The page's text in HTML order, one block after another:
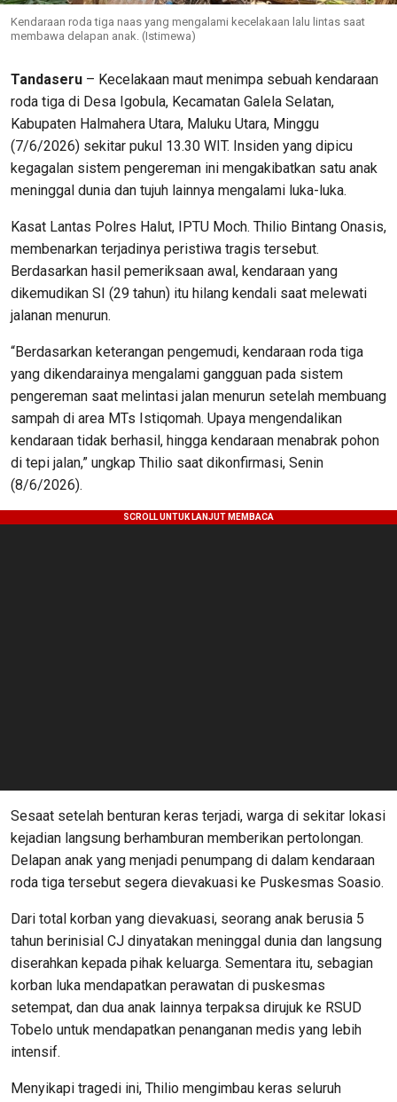
Kendaraan roda tiga naas yang mengalami kecelakaan lalu lintas saat
membawa delapan anak. (Istimewa)
Tandaseru – Kecelakaan maut menimpa sebuah kendaraan
roda tiga di Desa Igobula, Kecamatan Galela Selatan,
Kabupaten Halmahera Utara, Maluku Utara, Minggu
(7/6/2026) sekitar pukul 13.30 WIT. Insiden yang dipicu
kegagalan sistem pengereman ini mengakibatkan satu anak
meninggal dunia dan tujuh lainnya mengalami luka-luka.
Kasat Lantas Polres Halut, IPTU Moch. Thilio Bintang Onasis,
membenarkan terjadinya peristiwa tragis tersebut.
Berdasarkan hasil pemeriksaan awal, kendaraan yang
dikemudikan SI (29 tahun) itu hilang kendali saat melewati
jalanan menurun.
“Berdasarkan keterangan pengemudi, kendaraan roda tiga
yang dikendarainya mengalami gangguan pada sistem
pengereman saat melintasi jalan menurun setelah membuang
sampah di area MTs Istiqomah. Upaya mengendalikan
kendaraan tidak berhasil, hingga kendaraan menabrak pohon
di tepi jalan,” ungkap Thilio saat dikonfirmasi, Senin
(8/6/2026).
Sesaat setelah benturan keras terjadi, warga di sekitar lokasi
kejadian langsung berhamburan memberikan pertolongan.
Delapan anak yang menjadi penumpang di dalam kendaraan
roda tiga tersebut segera dievakuasi ke Puskesmas Soasio.
Dari total korban yang dievakuasi, seorang anak berusia 5
tahun berinisial CJ dinyatakan meninggal dunia dan langsung
diserahkan kepada pihak keluarga. Sementara itu, sebagian
korban luka mendapatkan perawatan di puskesmas
setempat, dan dua anak lainnya terpaksa dirujuk ke RSUD
Tobelo untuk mendapatkan penanganan medis yang lebih
intensif.
Menyikapi tragedi ini, Thilio mengimbau keras seluruh